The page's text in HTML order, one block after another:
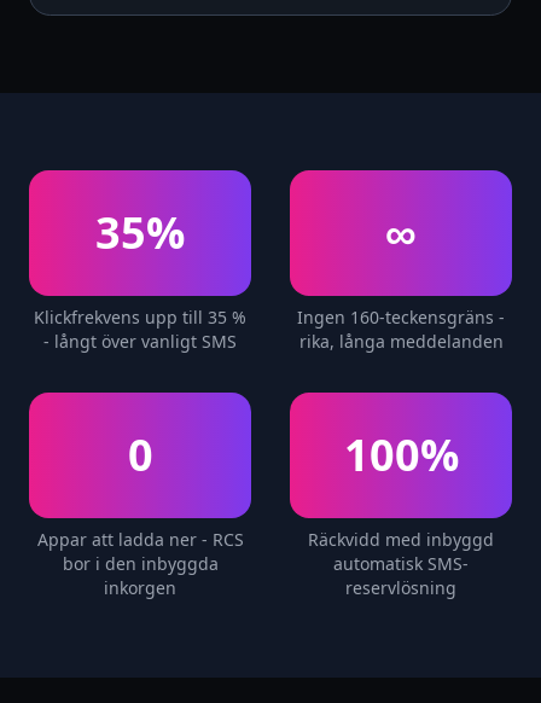
35%
Klickfrekvens upp till 35 %
- långt över vanligt SMS
∞
Ingen 160-teckensgräns -
rika, långa meddelanden
0
Appar att ladda ner - RCS
bor i den inbyggda
inkorgen
100%
Räckvidd med inbyggd
automatisk SMS-
reservlösning